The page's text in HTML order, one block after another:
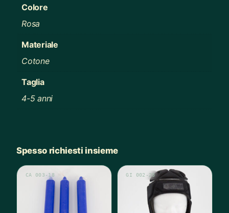
Colore
Rosa
Materiale
Cotone
Taglia
4-5 anni
Spesso richiesti insieme
CA 003-18 GI 002-28